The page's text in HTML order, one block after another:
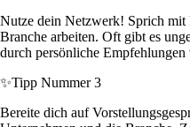
Nutze dein Netzwerk! Sprich mit
Branche arbeiten. Oft gibt es
durch persönliche Empfehlungen
✨Tipp Nummer 3
Bereite dich auf